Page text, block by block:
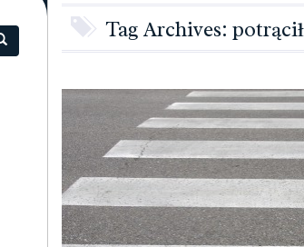
Tag Archives: potrącił